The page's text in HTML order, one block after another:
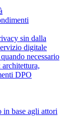
sin dalla
digitale
necessario
DPO
base agli attori